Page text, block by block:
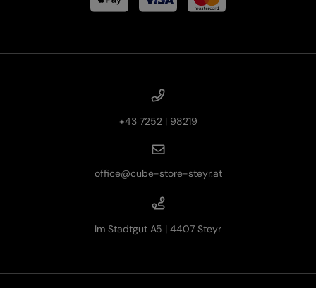
+43 7252 | 98219
office@cube-store-steyr.at
Im Stadtgut A5 | 4407 Steyr